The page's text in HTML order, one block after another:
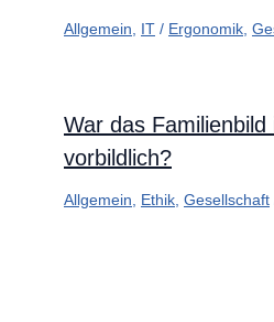
Allgemein IT / Ergonomik
War das
vorbildlich?
Allgemein Ethik Gesellschaft